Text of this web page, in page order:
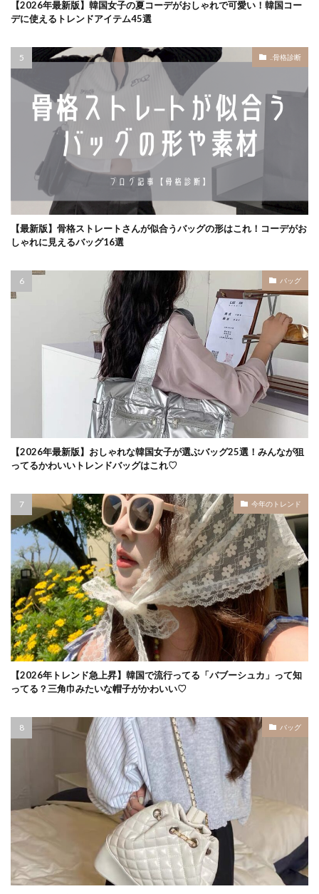
【2026年最新版】韓国女子の夏コーデがおしゃれで可愛い！韓国コー
デに使えるトレンドアイテム45選
..骨格診断
【最新版】骨格ストレートさんが似合うバッグの形はこれ！コーデがお
しゃれに見えるバッグ16選
バッグ
【2026年最新版】おしゃれな韓国女子が選ぶバッグ25選！みんなが狙
ってるかわいいトレンドバッグはこれ♡
今年のトレンド
【2026年トレンド急上昇】韓国で流行ってる「バブーシュカ」って知
ってる？三角巾みたいな帽子がかわいい♡
バッグ